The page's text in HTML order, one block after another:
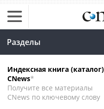
Разделы
Индексная книга (каталог)
CNews*
Получите все материалы
CNews по ключевому слову